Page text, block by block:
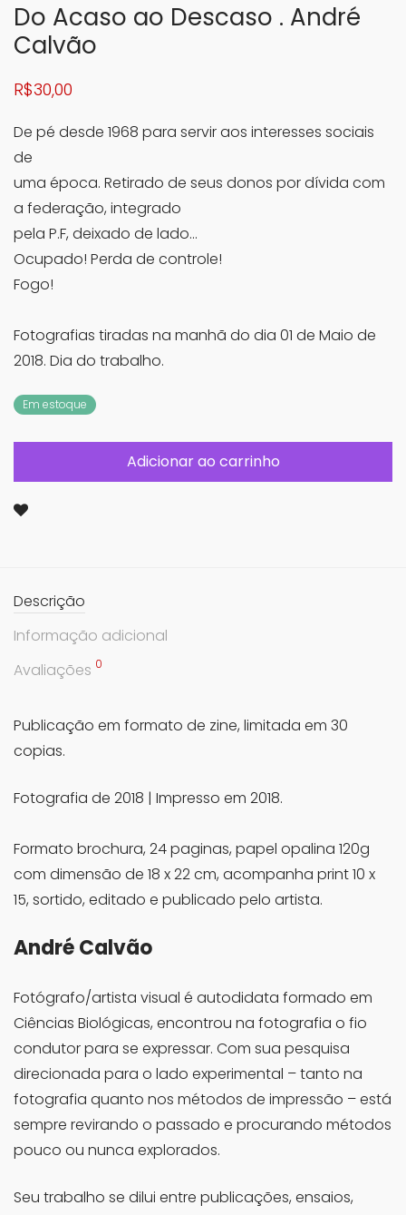
Do Acaso ao Descaso . André
Calvão
R$30,00
De pé desde 1968 para servir aos interesses sociais
de
uma época. Retirado de seus donos por dívida com
a federação, integrado
pela P.F, deixado de lado…
Ocupado! Perda de controle!
Fogo!
Fotografias tiradas na manhã do dia 01 de Maio de
2018. Dia do trabalho.
Em estoque
Adicionar ao carrinho
Descrição
Informação adicional
Avaliações 0
Publicação em formato de zine, limitada em 30
copias.
Fotografia de 2018 | Impresso em 2018.
Formato brochura, 24 paginas, papel opalina 120g
com dimensão de 18 x 22 cm, acompanha print 10 x
15, sortido, editado e publicado pelo artista.
André Calvão
Fotógrafo/artista visual é autodidata formado em
Ciências Biológicas, encontrou na fotografia o fio
condutor para se expressar. Com sua pesquisa
direcionada para o lado experimental – tanto na
fotografia quanto nos métodos de impressão – está
sempre revirando o passado e procurando métodos
pouco ou nunca explorados.
Seu trabalho se dilui entre publicações, ensaios,